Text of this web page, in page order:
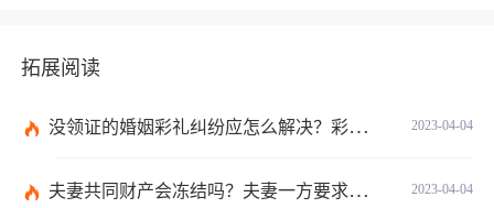
拓展阅读
2023-04-04
没领证的婚姻彩礼纠纷应怎么解决？彩礼规定不能超过多少在法律上没有明确规定数额吗？
2023-04-04
夫妻共同财产会冻结吗？夫妻一方要求离婚另一方不同意怎么办？